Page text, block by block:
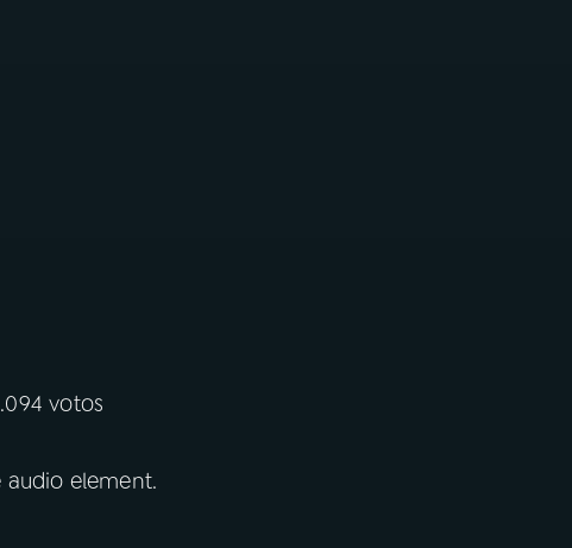
votos
audio element.